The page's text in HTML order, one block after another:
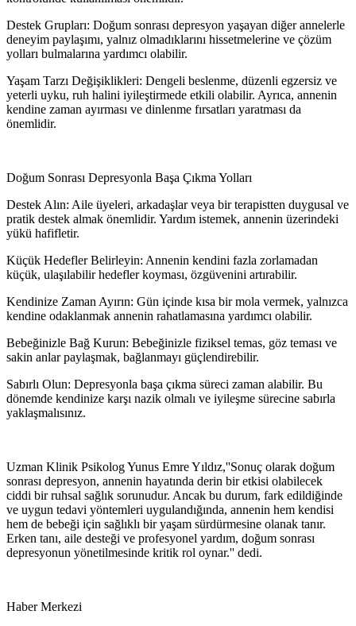
Destek Grupları: Doğum sonrası depresyon yaşayan diğer annelerle
deneyim paylaşımı, yalnız olmadıklarını hissetmelerine ve çözüm
yolları bulmalarına yardımcı olabilir.
Yaşam Tarzı Değişiklikleri: Dengeli beslenme, düzenli egzersiz ve
yeterli uyku, ruh halini iyileştirmede etkili olabilir. Ayrıca, annenin
kendine zaman ayırması ve dinlenme fırsatları yaratması da
önemlidir.
Doğum Sonrası Depresyonla Başa Çıkma Yolları
Destek Alın: Aile üyeleri, arkadaşlar veya bir terapistten duygusal ve
pratik destek almak önemlidir. Yardım istemek, annenin üzerindeki
yükü hafifletir.
Küçük Hedefler Belirleyin: Annenin kendini fazla zorlamadan
küçük, ulaşılabilir hedefler koyması, özgüvenini artırabilir.
Kendinize Zaman Ayırın: Gün içinde kısa bir mola vermek, yalnızca
kendine odaklanmak annenin rahatlamasına yardımcı olabilir.
Bebeğinizle Bağ Kurun: Bebeğinizle fiziksel temas, göz teması ve
sakin anlar paylaşmak, bağlanmayı güçlendirebilir.
Sabırlı Olun: Depresyonla başa çıkma süreci zaman alabilir. Bu
dönemde kendinize karşı nazik olmalı ve iyileşme sürecine sabırla
yaklaşmalısınız.
Uzman Klinik Psikolog Yunus Emre Yıldız,''Sonuç olarak doğum
sonrası depresyon, annenin hayatında derin bir etkisi olabilecek
ciddi bir ruhsal sağlık sorunudur. Ancak bu durum, fark edildiğinde
ve uygun tedavi yöntemleri uygulandığında, annenin hem kendisi
hem de bebeği için sağlıklı bir yaşam sürdürmesine olanak tanır.
Erken tanı, aile desteği ve profesyonel yardım, doğum sonrası
depresyonun yönetilmesinde kritik rol oynar.'' dedi.
Haber Merkezi